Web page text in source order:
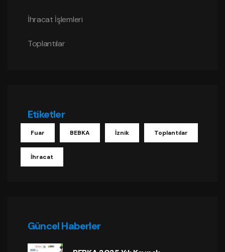
İhracat İşlemleri
Toplantılar
Etiketler
Fuar BEBKA İznik Toplantılar
İhracat
Güncel Haberler